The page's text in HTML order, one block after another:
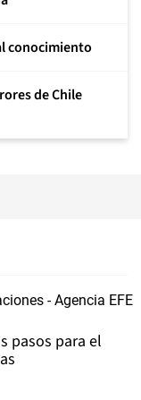
conocimiento
de Chile
pasos para el